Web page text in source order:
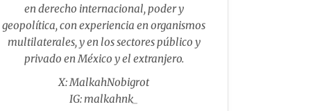
en derecho internacional, poder y
geopolítica, con experiencia en organismos
multilaterales, y en los sectores público y
privado en México y el extranjero.
X: MalkahNobigrot
IG: malkahnk_